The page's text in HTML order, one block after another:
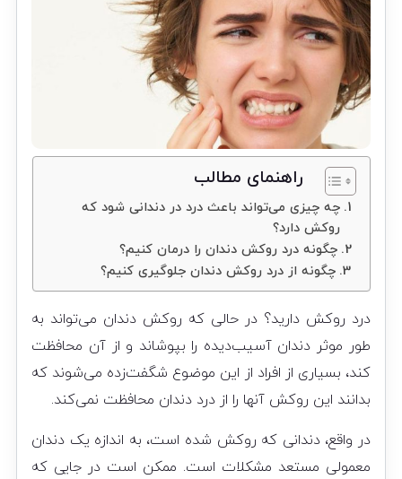
راهنمای مطالب
چه چیزی می‌تواند باعث درد در دندانی شود که
روکش دارد؟
چگونه درد روکش دندان را درمان کنیم؟
چگونه از درد روکش دندان جلوگیری کنیم؟
درد روکش دارید؟ در حالی که روکش دندان می‌تواند به
طور موثر دندان آسیب‌دیده را بپوشاند و از آن محافظت
کند، بسیاری از افراد از این موضوع شگفت‌زده می‌شوند که
بدانند این روکش آنها را از درد دندان محافظت نمی‌کند.
در واقع، دندانی که روکش شده است، به اندازه یک دندان
معمولی مستعد مشکلات است. ممکن است در جایی که